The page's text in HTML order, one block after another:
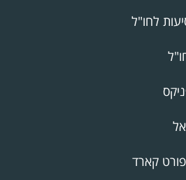
לחו"ל
קארד